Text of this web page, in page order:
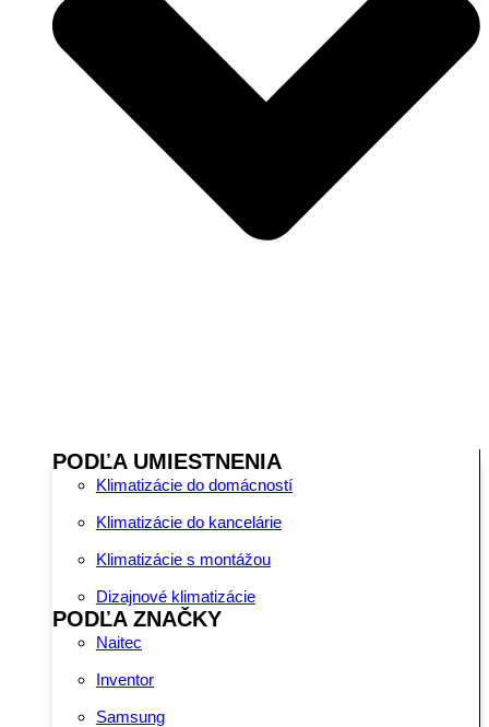
PODĽA UMIESTNENIA
Klimatizácie do domácností
Klimatizácie do kancelárie
Klimatizácie s montážou
Dizajnové klimatizácie
PODĽA ZNAČKY
Naitec
Inventor
Samsung